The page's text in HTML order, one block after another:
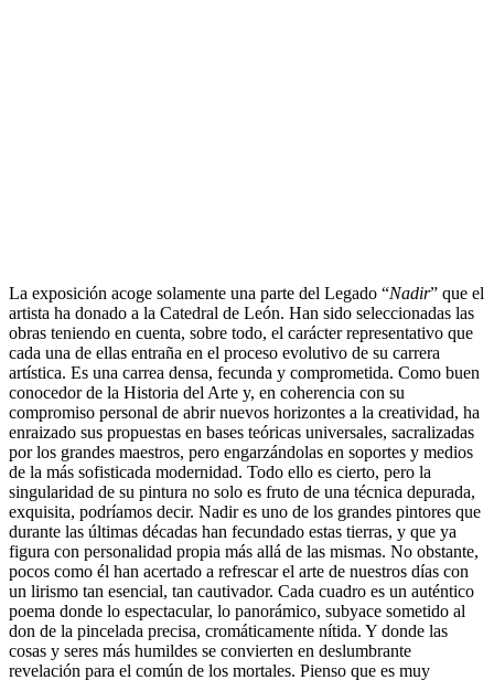
La exposición acoge solamente una parte del Legado “Nadir” que el
artista ha donado a la Catedral de León. Han sido seleccionadas las
obras teniendo en cuenta, sobre todo, el carácter representativo que
cada una de ellas entraña en el proceso evolutivo de su carrera
artística. Es una carrea densa, fecunda y comprometida. Como buen
conocedor de la Historia del Arte y, en coherencia con su
compromiso personal de abrir nuevos horizontes a la creatividad, ha
enraizado sus propuestas en bases teóricas universales, sacralizadas
por los grandes maestros, pero engarzándolas en soportes y medios
de la más sofisticada modernidad. Todo ello es cierto, pero la
singularidad de su pintura no solo es fruto de una técnica depurada,
exquisita, podríamos decir. Nadir es uno de los grandes pintores que
durante las últimas décadas han fecundado estas tierras, y que ya
figura con personalidad propia más allá de las mismas. No obstante,
pocos como él han acertado a refrescar el arte de nuestros días con
un lirismo tan esencial, tan cautivador. Cada cuadro es un auténtico
poema donde lo espectacular, lo panorámico, subyace sometido al
don de la pincelada precisa, cromáticamente nítida. Y donde las
cosas y seres más humildes se convierten en deslumbrante
revelación para el común de los mortales. Pienso que es muy